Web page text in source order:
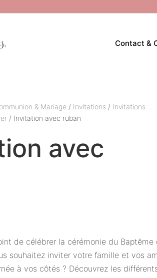
Contact &
& Mariage / Invitations / Invitations
/ Invitation avec ruban
avec
de célébrer la cérémonie du Baptême
souhaitez inviter votre famille et vos
à vos côtés ? Découvrez les